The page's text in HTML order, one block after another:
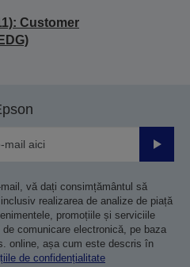
Customer
vă dați consimțământul să
realizarea de analize de piață
promoțiile și serviciile
comunicare electronică, pe baza
online, așa cum este descris în
de confidențialitate